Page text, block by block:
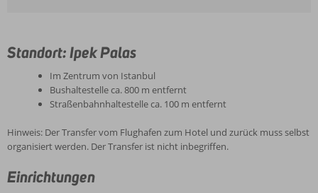
Standort: Ipek Palas
Im Zentrum von Istanbul
Bushaltestelle ca. 800 m entfernt
Straßenbahnhaltestelle ca. 100 m entfernt
Hinweis: Der Transfer vom Flughafen zum Hotel und zurück muss selbst
organisiert werden. Der Transfer ist nicht inbegriffen.
Einrichtungen